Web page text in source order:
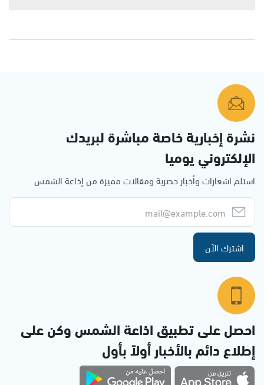
نشرة إخبارية خاصة مباشرة لبريدك
الإلكتروني يوميا
استلم اشعارات وأخبار حصرية ومقالات مميزة من إذاعة الشمس
اشترك الآن
احصل على تطبيق اذاعة الشمس وكن على
إطلاع دائم بالأخبار أولاً بأول